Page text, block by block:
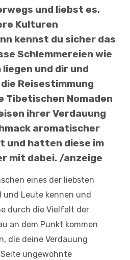
und liebst es,
Kulturen
kennst du sicher das
Schlemmereien wie
und dir und
Reisestimmung
Tibetischen Nomaden
ihrer Verdauung
aromatischer
und hatten diese im
mit dabei. /anzeige
eines der liebsten
und Leute kennen und
durch die Vielfalt der
an dem Punkt kommen
die deine Verdauung
ungewohnte